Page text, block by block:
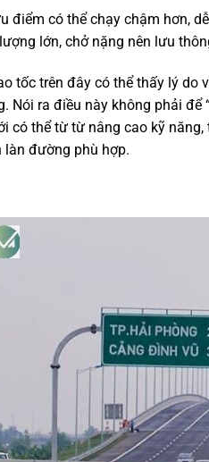
điểm có thể chạy chậm hơn,
lớn, chở nặng nên lưu
tốc trên đây có thể thấy lý
Nói ra điều này không phải
có thể từ từ nâng cao kỹ
làn đường phù hợp.